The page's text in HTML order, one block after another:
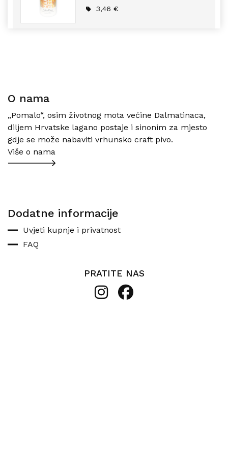
5
3,46€
O nama
„Pomalo“, osim životnog mota većine Dalmatinaca,
diljem Hrvatske lagano postaje i sinonim za mjesto
gdje se može nabaviti vrhunsko craft pivo.
Više o nama
Dodatne informacije
Uvjeti kupnje i privatnost
FAQ
PRATITE NAS